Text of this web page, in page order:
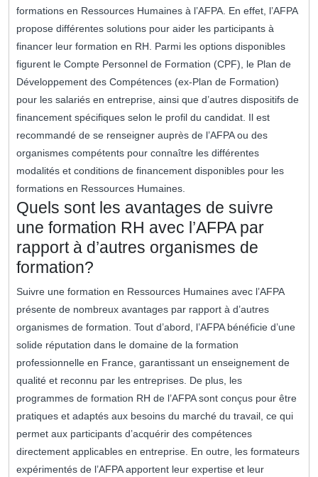
formations en Ressources Humaines à l’AFPA. En effet, l’AFPA
propose différentes solutions pour aider les participants à
financer leur formation en RH. Parmi les options disponibles
figurent le Compte Personnel de Formation (CPF), le Plan de
Développement des Compétences (ex-Plan de Formation)
pour les salariés en entreprise, ainsi que d’autres dispositifs de
financement spécifiques selon le profil du candidat. Il est
recommandé de se renseigner auprès de l’AFPA ou des
organismes compétents pour connaître les différentes
modalités et conditions de financement disponibles pour les
formations en Ressources Humaines.
Quels sont les avantages de suivre
une formation RH avec l’AFPA par
rapport à d’autres organismes de
formation?
Suivre une formation en Ressources Humaines avec l’AFPA
présente de nombreux avantages par rapport à d’autres
organismes de formation. Tout d’abord, l’AFPA bénéficie d’une
solide réputation dans le domaine de la formation
professionnelle en France, garantissant un enseignement de
qualité et reconnu par les entreprises. De plus, les
programmes de formation RH de l’AFPA sont conçus pour être
pratiques et adaptés aux besoins du marché du travail, ce qui
permet aux participants d’acquérir des compétences
directement applicables en entreprise. En outre, les formateurs
expérimentés de l’AFPA apportent leur expertise et leur